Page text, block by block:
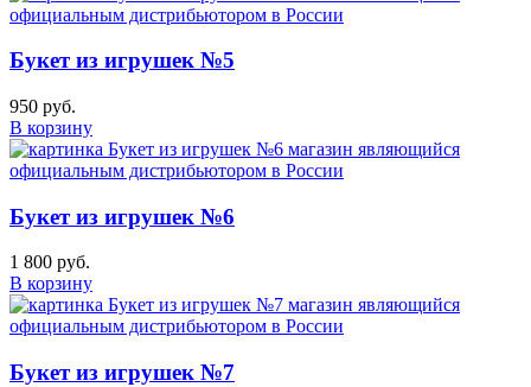
Букет из игрушек №5
950 руб.
В корзину
Букет из игрушек №6
1 800 руб.
В корзину
Букет из игрушек №7